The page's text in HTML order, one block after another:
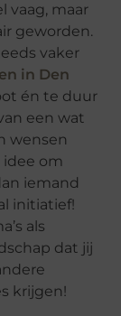
vaag, maar
geworden.
vaker
in Den
én te duur
een wat
wensen
idee om
iemand
initiatief!
als
dat jij
krijgen!